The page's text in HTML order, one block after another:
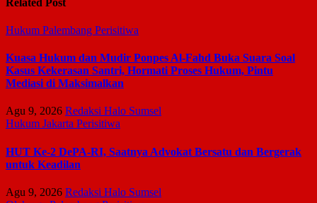
Hukum Palembang Perisitiwa
Kuasa Hukum dan Mudir Ponpes Al-Fahd Buka Suara Soal
Kasus Kekerasan Santri, Hormati Proses Hukum, Pintu
Mediasi di Maksimalkan
Agu 9, 2026 Redaksi Halo Sumsel
Hukum Jakarta Perisitiwa
HUT Ke-2 DePA-RI, Saatnya Advokat Bersatu dan Bergerak
untuk Keadilan
Agu 9, 2026 Redaksi Halo Sumsel